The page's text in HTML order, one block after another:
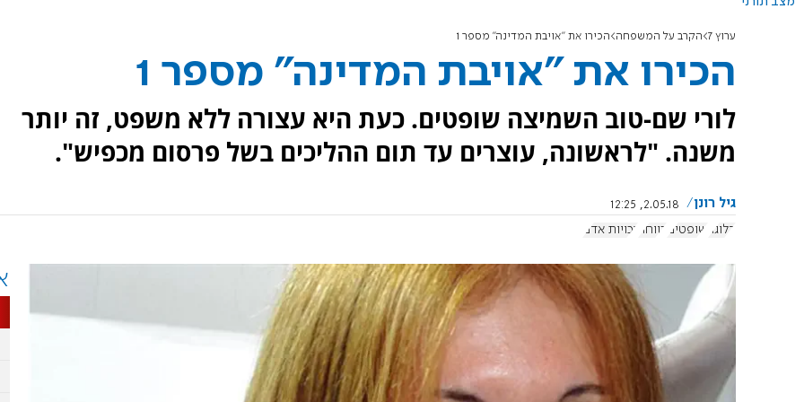
ערוץ 7 הקרב על המשפחה הכירו את "אויבת המדינה" מספר 1
הכירו את "אויבת המדינה" מספר 1
לורי שם-טוב השמיצה שופטים. כעת היא עצורה ללא משפט, זה יותר
משנה. "לראשונה, עוצרים עד תום ההליכים בשל פרסום מכפיש".
גיל רונן
2.05.18, 12:25
בלוגר
שופטים רווחה זכויות אדם